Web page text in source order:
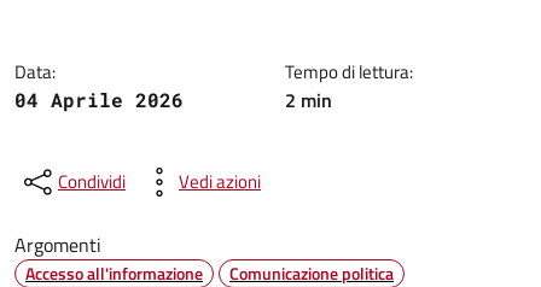
Data:
04 Aprile 2026
Tempo di lettura:
2 min
Condividi Vedi azioni
Argomenti
Accesso all'informazione Comunicazione politica